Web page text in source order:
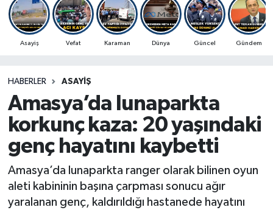
Asayiş Vefat Karaman Dünya Güncel Gündem
HABERLER ASAYIŞ
Amasya’da lunaparkta
korkunç kaza: 20 yaşındaki
genç hayatını kaybetti
Amasya’da lunaparkta ranger olarak bilinen oyun
aleti kabininin başına çarpması sonucu ağır
yaralanan genç, kaldırıldığı hastanede hayatını
Spor Haberleri
Ulusal Haberler
Vefat Edenler